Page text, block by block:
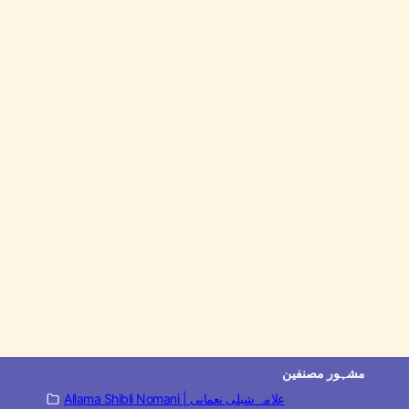
مشہور مصنفین
Allama Shibli Nomani | علامہ شبلی نعمانی